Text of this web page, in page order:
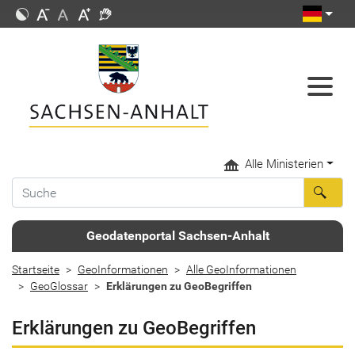
Alle Ministerien
Geodatenportal Sachsen-Anhalt
Startseite GeoInformationen
Alle GeoInformationen
GeoGlossar
Erklärungen zu GeoBegriffen
Erklärungen zu GeoBegriffen